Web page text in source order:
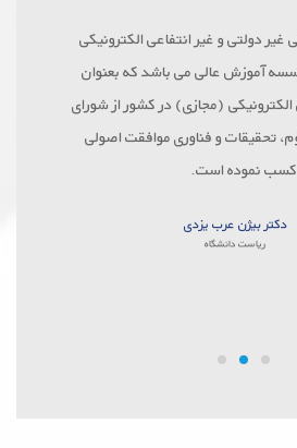
دولتی و غیر انتفاعی الکترونیکی
موسسه آموزش عالى می باشد که بعنوان
(مجازی) در کشور از شورای
تحقیقات و فناوری موافقت اصولی
کسب نموده است.
sony service center
دکتر بیژن عرب یزدی